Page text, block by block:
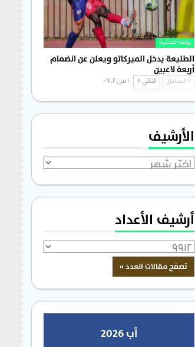
رياضة محلية
الطليعة يدخل الميركاتو ويعلن عن انضمام
أربعة لاعبين
السابق التالي 1 من 1٬702
الأرشيف
الأرشيف
أرشيف الأعداد
آب 2026